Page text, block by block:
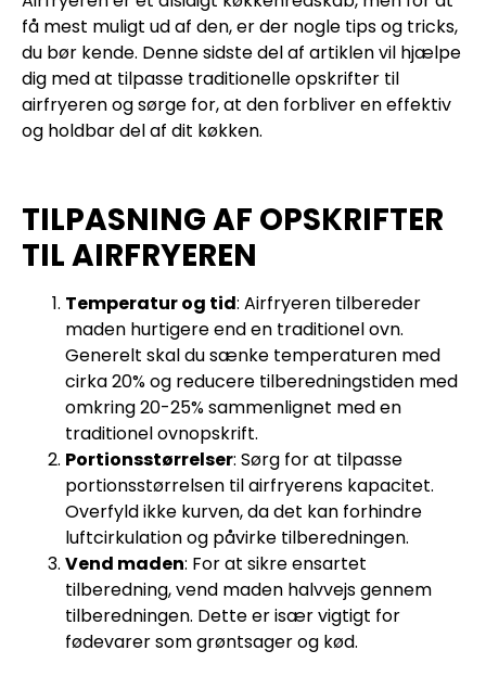
få mest muligt ud af den, er der nogle tips og tricks,
du bør kende. Denne sidste del af artiklen vil hjælpe
dig med at tilpasse traditionelle opskrifter til
airfryeren og sørge for, at den forbliver en effektiv
og holdbar del af dit køkken.
TILPASNING AF OPSKRIFTER
TIL AIRFRYEREN
Temperatur og tid: Airfryeren tilbereder
maden hurtigere end en traditionel ovn.
Generelt skal du sænke temperaturen med
cirka 20% og reducere tilberedningstiden med
omkring 20-25% sammenlignet med en
traditionel ovnopskrift.
Portionsstørrelser: Sørg for at tilpasse
portionsstørrelsen til airfryerens kapacitet.
Overfyld ikke kurven, da det kan forhindre
luftcirkulation og påvirke tilberedningen.
Vend maden: For at sikre ensartet
tilberedning, vend maden halvvejs gennem
tilberedningen. Dette er især vigtigt for
fødevarer som grøntsager og kød.